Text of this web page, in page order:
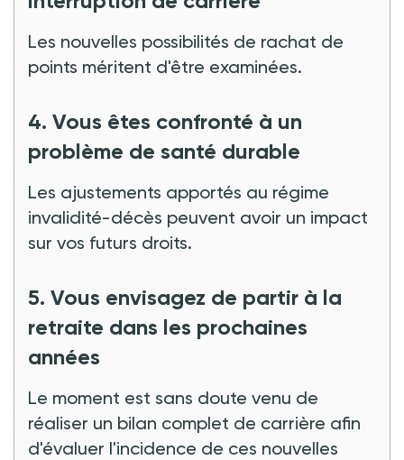
Les nouvelles possibilités de rachat de
points méritent d'être examinées.
4. Vous êtes confronté à un
problème de santé durable
Les ajustements apportés au régime
invalidité-décès peuvent avoir un impact
sur vos futurs droits.
5. Vous envisagez de partir à la
retraite dans les prochaines
années
Le moment est sans doute venu de
réaliser un bilan complet de carrière afin
d'évaluer l'incidence de ces nouvelles